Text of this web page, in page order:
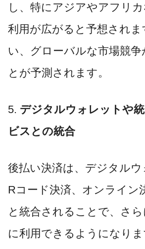
し、特にアジアやアフリ
利用が広がると予想され
い、グローバルな市場競争
とが予測されます。
5. デジタルウォレットや
ビスとの統合
後払い決済は、デジタル
Rコード決済、オンライン
と統合されることで、さ
に利用できるようになり